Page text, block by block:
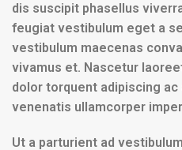
dis suscipit phasellus
feugiat vestibulum eget a
vestibulum maecenas
vivamus et. Nascetur
dolor torquent adipiscing ac
venenatis ullamcorper
Ut a parturient ad